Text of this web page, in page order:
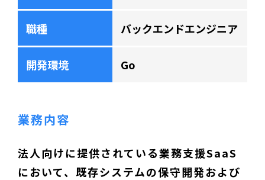
職種 バックエンドエンジニア
開発環境 Go
業務内容
法人向けに提供されている業務支援SaaS
において、既存システムの保守開発および